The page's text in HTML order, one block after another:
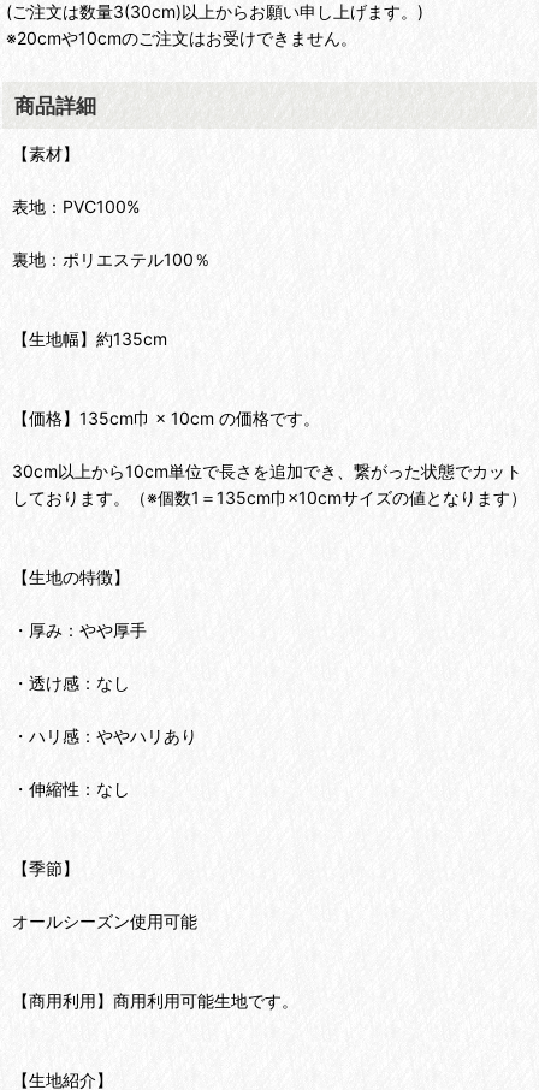
(ご注文は数量3(30cm)以上からお願い申し上げます。)
※20cmや10cmのご注文はお受けできません。
商品詳細
【素材】
表地：PVC100%
裏地：ポリエステル100％
【生地幅】約135cm
【価格】135cm巾 × 10cm の価格です。
30cm以上から10cm単位で長さを追加でき、繋がった状態でカット
しております。（※個数1＝135cm巾×10cmサイズの値となります）
【生地の特徴】
・厚み：やや厚手
・透け感：なし
・ハリ感：ややハリあり
・伸縮性：なし
【季節】
オールシーズン使用可能
【商用利用】商用利用可能生地です。
【生地紹介】